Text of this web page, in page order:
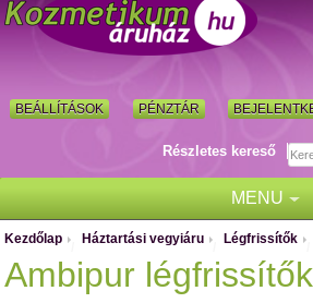
BEÁLLÍTÁSOK PÉNZTÁR
Részletes kereső
MENU
Kezdőlap Háztartási vegyiáru Légfrissítők
Ambipur légfrissítők